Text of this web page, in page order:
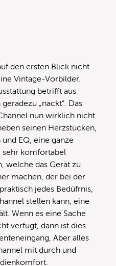
den ersten Blick nicht
Vintage-Vorbilder.
betrifft aus
„nackt“. Das
nun wirklich nicht
seinen Herzstücken,
EQ, eine ganze
sehr komfortabel
welche das Gerät zu
machen, der bei der
jedes Bedüfrnis,
stellen kann, eine
Wenn es eine Sache
verfügt, dann ist dies
Aber alles
mit durch und